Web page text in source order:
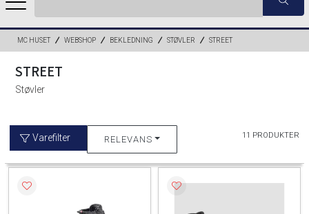
MC HUSET WEBSHOP BEKLEDNING STØVLER STREET
STREET
Støvler
Varefilter RELEVANS 11 PRODUKTER